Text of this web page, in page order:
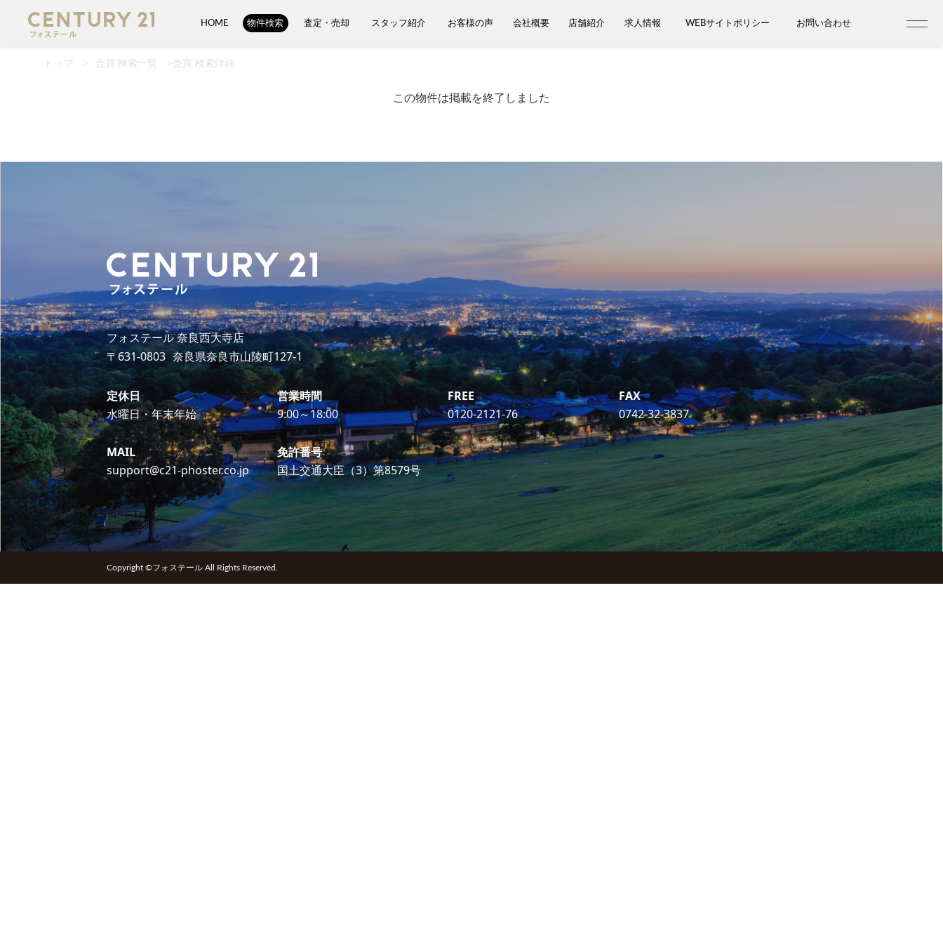
HOME 物件検索 査定・売却 スタッフ紹介 お客様の声 会社概要 店舗紹介 求人情報 WEBサイトポリシー お問い合わせ
トップ > 売買 検索一覧 >売買 検索詳細
この物件は掲載を終了しました
フォステール 奈良西大寺店
〒631-0803 奈良県奈良市山陵町127-1
定休日
水曜日・年末年始
営業時間
9:00～18:00
FREE
0120-2121-76
FAX
0742-32-3837
MAIL
support@c21-phoster.co.jp
免許番号
国土交通大臣（3）第8579号
Copyright ©フォステール All Rights Reserved.